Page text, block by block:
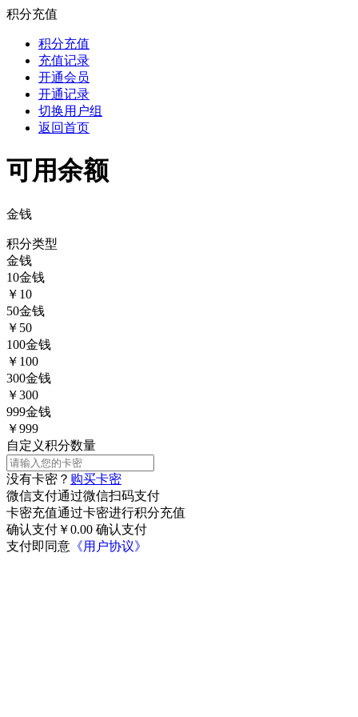
积分充值
积分充值
充值记录
开通会员
开通记录
切换用户组
返回首页
可用余额
金钱
积分类型
金钱
10金钱
￥10
50金钱
￥50
100金钱
￥100
300金钱
￥300
999金钱
￥999
自定义积分数量
没有卡密？ 购买卡密
微信支付通过微信扫码支付
卡密充值通过卡密进行积分充值
确认支付￥0.00 确认支付
支付即同意 《用户协议》